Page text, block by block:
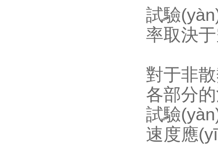
試驗
率取決
對于非散
各部分的
試驗
速度應